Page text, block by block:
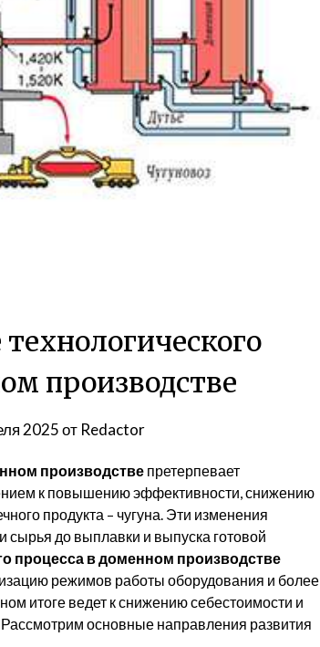
производстве
2025от Redactor
производстве претерпевает
к повышению эффективности, снижению
продукта – чугуна. Эти изменения
сырья до выплавки и выпуска готовой
процесса в доменном производстве
режимов работы оборудования и более
итоге ведет к снижению себестоимости и
основные направления развития